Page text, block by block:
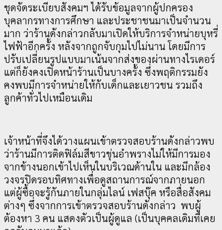
ชุดจัดระเบียบสังคมฯ ได้รับข้อมูลจากผู้ปกครอง
บุคลากรทางการศึกษา และประชาชนมาเป็นจำนวน
มาก ว่าร้านดังกล่าวกลับมาเปิดให้บริการจำหน่ายบุหรี่
ไฟฟ้าอีกครั้ง หลังจากถูกจับกุมไปไม่นาน โดยมีการ
ปรับเปลี่ยนรูปแบบมาเน้นจากส่งของผ่านทางไรเดอร์
แต่ก็ยังคงเปิดหน้าร้านเป็นบางครั้ง ซึ่งพฤติกรรมยัง
คงพบมีการจำหน่ายให้กับเด็กและเยาวชน รวมถึง
ลูกค้าทั่วไปเหมือนเดิม
เจ้าหน้าที่จึงได้วางแผนเข้าตรวจสอบร้านดังกล่าวพบ
ว่าร้านมีการติดฟิล์มสีขาวขุ่นอำพรางไม่ให้มีการมอง
จากข้างนอกเข้าไปเห็นในบริเวณด้านใน และมีกล้อง
วงจรปิดรอบทิศทางเพื่อดูสถานการณ์จากภายนอก
แต่ผู้ซื้อจะรู้กันภายในกลุ่มไลน์ เฟสบุ๊ค หรือสื่อสังคม
ต่างๆ ซึ่งจากการเข้าตรวจสอบร้านดังกล่าว พบผู้
ต้องหา 3 คน แสดงตัวเป็นผู้ดูแล (เป็นบุคคลเดิมที่เคย